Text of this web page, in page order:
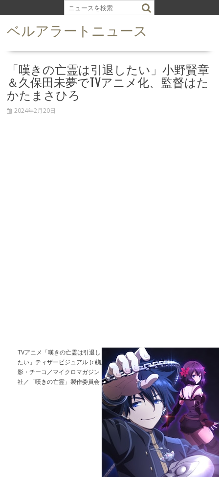
k
ベルアラートニュース
「嘆きの亡霊は引退したい」小野賢章
＆久保田未夢でTVアニメ化、監督はた
かたまさひろ
2024年2月20日
TVアニメ「嘆きの亡霊は引退し
たい」ティザービジュアル (c)槻
影・チーコ／マイクロマガジン
社／「嘆きの亡霊」製作委員会